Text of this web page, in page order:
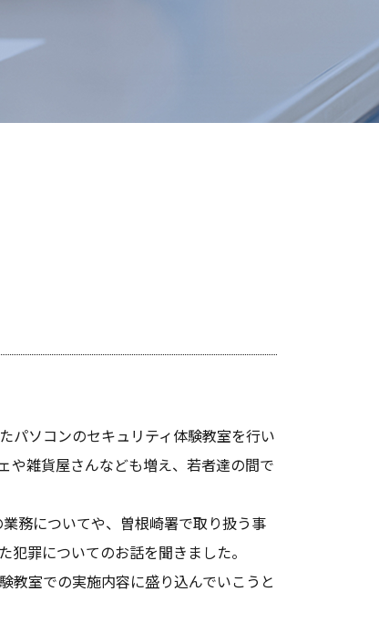
パソコンのセキュリティ体験教室を行い
や雑貨屋さんなども増え、若者達の間で
務についてや、曽根崎署で取り扱う事
罪についてのお話を聞きました。
教室での実施内容に盛り込んでいこうと